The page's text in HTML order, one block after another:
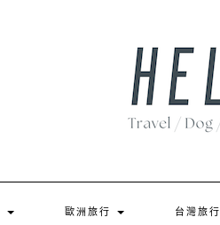
歐洲旅行 台灣旅行